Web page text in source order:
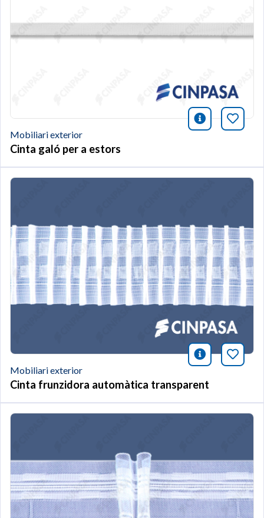
icono
Mobiliari exterior
Cinta galó per a estors
icono
Mobiliari exterior
Cinta frunzidora automàtica transparent